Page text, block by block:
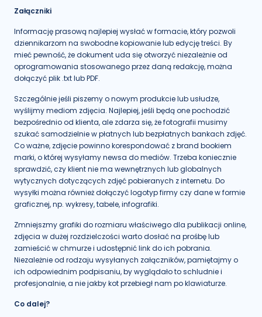
Załączniki
Informację prasową najlepiej wysłać w formacie, który pozwoli
dziennikarzom na swobodne kopiowanie lub edycję treści. By
mieć pewność, że dokument uda się otworzyć niezależnie od
oprogramowania stosowanego przez daną redakcję, można
dołączyć plik .txt lub PDF.
Szczególnie jeśli piszemy o nowym produkcie lub usłudze,
wyślijmy mediom zdjęcia. Najlepiej, jeśli będą one pochodzić
bezpośrednio od klienta, ale zdarza się, że fotografii musimy
szukać samodzielnie w płatnych lub bezpłatnych bankach zdjęć.
Co ważne, zdjęcie powinno korespondować z brand bookiem
marki, o której wysyłamy newsa do mediów. Trzeba koniecznie
sprawdzić, czy klient nie ma wewnętrznych lub globalnych
wytycznych dotyczących zdjęć pobieranych z internetu. Do
wysyłki można również dołączyć logotyp firmy czy dane w formie
graficznej, np. wykresy, tabele, infografiki.
Zmniejszmy grafiki do rozmiaru właściwego dla publikacji online,
zdjęcia w dużej rozdzielczości warto dosłać na prośbę lub
zamieścić w chmurze i udostępnić link do ich pobrania.
Niezależnie od rodzaju wysyłanych załączników, pamiętajmy o
ich odpowiednim podpisaniu, by wyglądało to schludnie i
profesjonalnie, a nie jakby kot przebiegł nam po klawiaturze.
Co dalej?